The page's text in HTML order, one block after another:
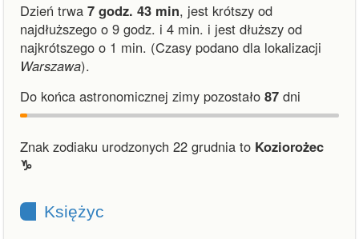
Dzień trwa 7 godz. 43 min, jest krótszy od
najdłuższego o 9 godz. i 4 min. i jest dłuższy od
najkrótszego o 1 min. (Czasy podano dla lokalizacji
Warszawa).
Do końca astronomicznej zimy pozostało 87 dni
Znak zodiaku urodzonych 22 grudnia to Koziorożec
♑︎
Księżyc